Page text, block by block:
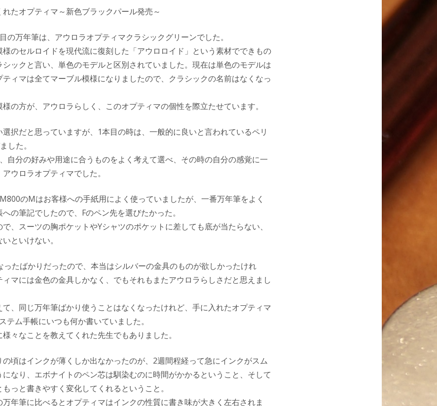
たオプティマ～新色ブラックパール発売～
の万年筆は、アウロラオプティマクラシックグリーンでした。
様のセルロイドを現代流に復刻した「アウロロイド」という素材でできもの
シックと言い、単色のモデルと区別されていました。現在は単色のモデルは
ィマは全てマーブル模様になりましたので、クラシックの名前はなくなっ
の方が、アウロラらしく、このオプティマの個性を際立たせています。
択だと思っていますが、1本目の時は、一般的に良いと言われているペリ
した。
自分の好みや用途に合うものをよく考えて選べ、その時の自分の感覚に一
ウロラオプティマでした。
のMはお客様への手紙用によく使っていましたが、一番万年筆をよく
の筆記でしたので、Fのペン先を選びたかった。
、スーツの胸ポケットやYシャツのポケットに差しても底が当たらない、
といけない。
ったばかりだったので、本当はシルバーの金具のものが欲しかったけれ
ィマには金色の金具しかなく、でもそれもまたアウロラらしさだと思えまし
、同じ万年筆ばかり使うことはなくなったけれど、手に入れたオプティマ
テム手帳にいつも何か書いていました。
々なことを教えてくれた先生でもありました。
頃はインクが薄くしか出なかったのが、2週間程経って急にインクがスム
なり、エボナイトのペン芯は馴染むのに時間がかかるということ、そして
っと書きやすく変化してくれるということ。
年筆に比べるとオプティマはインクの性質に書き味が大きく左右されま